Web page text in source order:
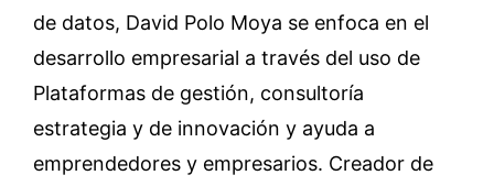
de datos, David Polo Moya se enfoca en el
desarrollo empresarial a través del uso de
Plataformas de gestión, consultoría
estrategia y de innovación y ayuda a
emprendedores y empresarios. Creador de